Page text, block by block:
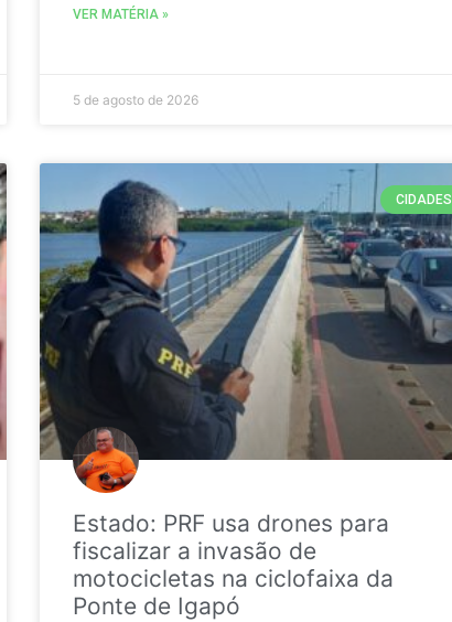
VER MATÉRIA »
5 de agosto de 2026
CIDADES
Estado: PRF usa drones para
fiscalizar a invasão de
motocicletas na ciclofaixa da
Ponte de Igapó